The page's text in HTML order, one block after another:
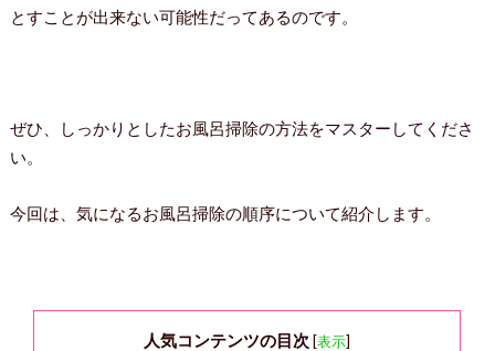
とすことが出来ない可能性だってあるのです。
ぜひ、しっかりとしたお風呂掃除の方法をマスターしてくださ
い。
今回は、気になるお風呂掃除の順序について紹介します。
人気コンテンツの目次 [表示]